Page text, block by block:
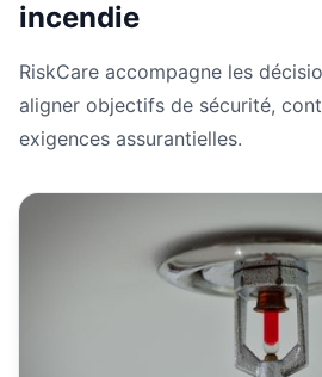
incendie
RiskCare accompagne les
aligner objectifs de sécurité,
exigences assurantielles.